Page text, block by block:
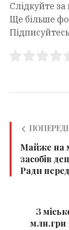
Слідкуйте
Ще більше
Майже на
засобів
Ради
З
млн.грн